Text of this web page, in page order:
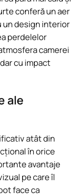
conferă un aer
design interior
perdelelor
camerei
cu impact
ale
atât din
în orice
avantaje
pe care îl
face ca